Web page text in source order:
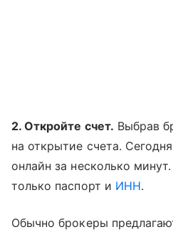
2. Откройте счет. Выбрав
на открытие счета.
онлайн за несколько
только паспорт и ИНН.
Обычно брокеры